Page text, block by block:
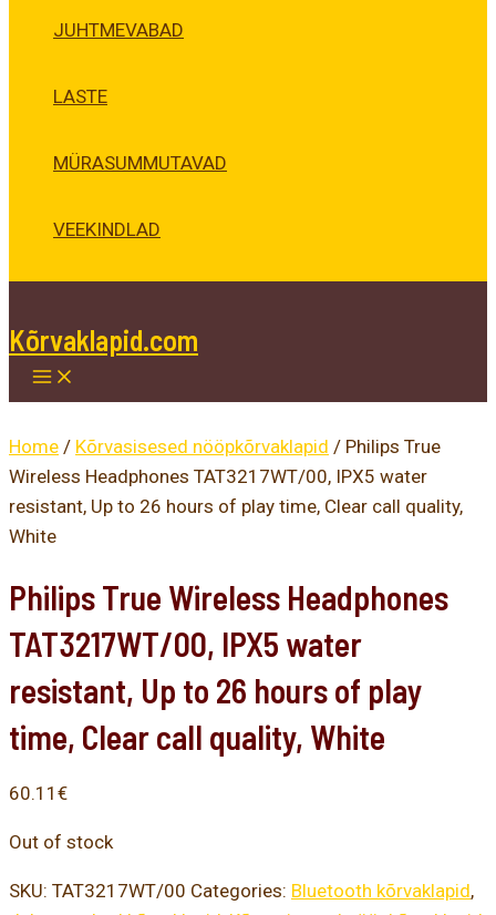
JUHTMEVABAD
LASTE
MÜRASUMMUTAVAD
VEEKINDLAD
Kõrvaklapid.com
Home / Kõrvasisesed nööpkõrvaklapid / Philips True
Wireless Headphones TAT3217WT/00, IPX5 water
resistant, Up to 26 hours of play time, Clear call quality,
White
Philips True Wireless Headphones
TAT3217WT/00, IPX5 water
resistant, Up to 26 hours of play
time, Clear call quality, White
60.11 €
Out of stock
SKU: TAT3217WT/00 Categories: Bluetooth kõrvaklapid,